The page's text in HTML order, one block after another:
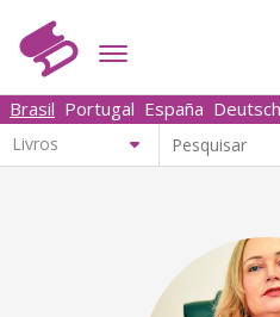
Brasil Portugal España